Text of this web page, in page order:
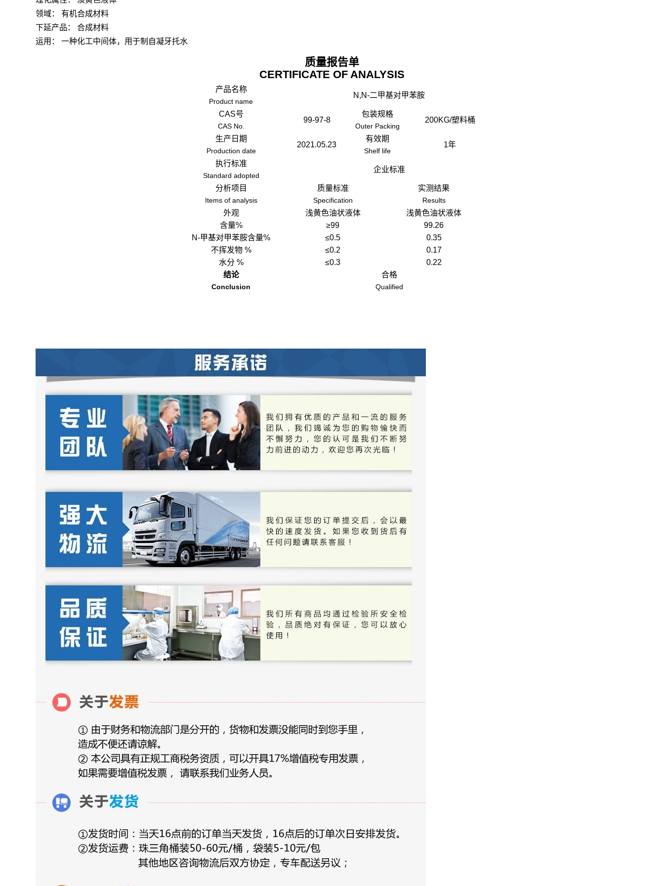
领域：
有机合成材料
下延产品：
合成材料
运用：
一种化工中间体，用于制自凝牙托水
质量报告单
CERTIFICATE OF ANALYSIS
产品名称
Product name
N,N-二甲基对甲苯胺
CAS号
CAS No.
99-97-8
包装规格
Outer Packing
200KG/塑料桶
生产日期
Production date
2021.05.23
有效期
Shelf life
1年
执行标准
Standard adopted
企业标准
分析项目
Items of analysis
质量标准
Specification
实测结果
Results
外观 浅黄色油状液体
浅黄色油状液体
含量%
≥99
99.26
N-甲基对甲苯胺含量%
≤0.5
0.35
不挥发物 %
≤0.2
0.17
水分 %
≤0.3
0.22
结论
Conclusion
合格
Qualified